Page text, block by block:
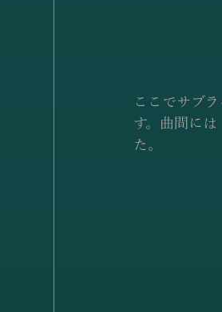
ここでサブ
す。曲間に
た。